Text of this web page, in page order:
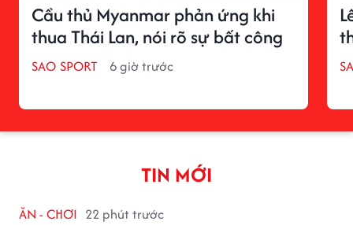
Cầu thủ Myanmar phản ứng khi
thua Thái Lan, nói rõ sự bất công
SAO SPORT 6 giờ trước
TIN MỚI
ĂN - CHƠI 22 phút trước